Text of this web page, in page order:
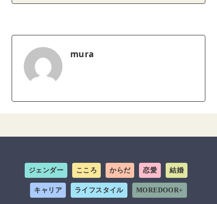
mura
ジェンダー こころ からだ 恋愛 結婚
キャリア ライフスタイル MOREDOOR+